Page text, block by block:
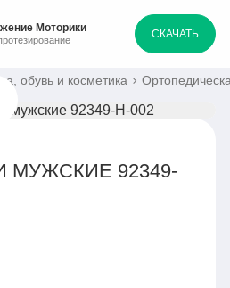
Моторики СКАЧАТЬ
обувь и косметика
МУЖСКИЕ 92349-